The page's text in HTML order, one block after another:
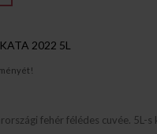
2022 5L
fehér félédes cuvée. 5L-s